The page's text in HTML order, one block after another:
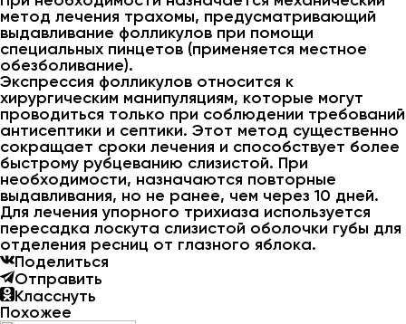
метод лечения трахомы, предусматривающий
выдавливание фолликулов при помощи
специальных пинцетов (применяется местное
обезболивание).
Экспрессия фолликулов относится к
хирургическим манипуляциям, которые могут
проводиться только при соблюдении требований
антисептики и септики. Этот метод существенно
сокращает сроки лечения и способствует более
быстрому рубцеванию слизистой. При
необходимости, назначаются повторные
выдавливания, но не ранее, чем через 10 дней.
Для лечения упорного трихиаза используется
пересадка лоскута слизистой оболочки губы для
отделения ресниц от глазного яблока.
Поделиться
Отправить
Класснуть
Похожее